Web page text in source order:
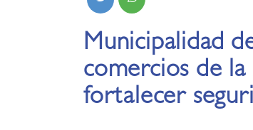
Municipalidad
comercios de la
fortalecer